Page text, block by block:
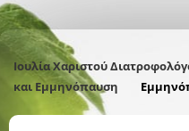
Ιουλία Χαριστού
και Εμμηνόπαυση